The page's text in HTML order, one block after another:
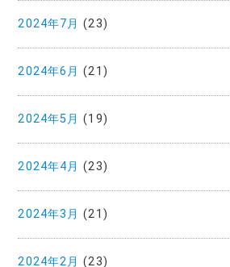
2024年7月 (23)
2024年6月 (21)
2024年5月 (19)
2024年4月 (23)
2024年3月 (21)
2024年2月 (23)